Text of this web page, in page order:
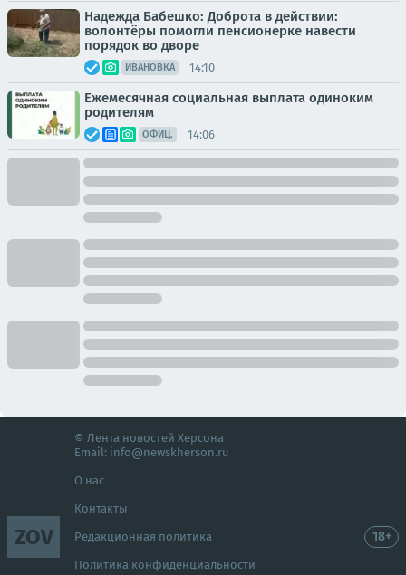
Надежда Бабешко: Доброта в действии:
волонтёры помогли пенсионерке навести
порядок во дворе
ИВАНОВКА 14:10
Ежемесячная социальная выплата одиноким
родителям
ОФИЦ. 14:06
ZOV
© Лента новостей Херсона
Email: info@newskherson.ru
О нас
Контакты
Редакционная политика
Политика конфиденциальности
18+